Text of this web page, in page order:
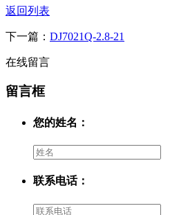
返回列表
下一篇： DJ7021Q-2.8-21
在线留言
留言框
您的姓名：
联系电话：